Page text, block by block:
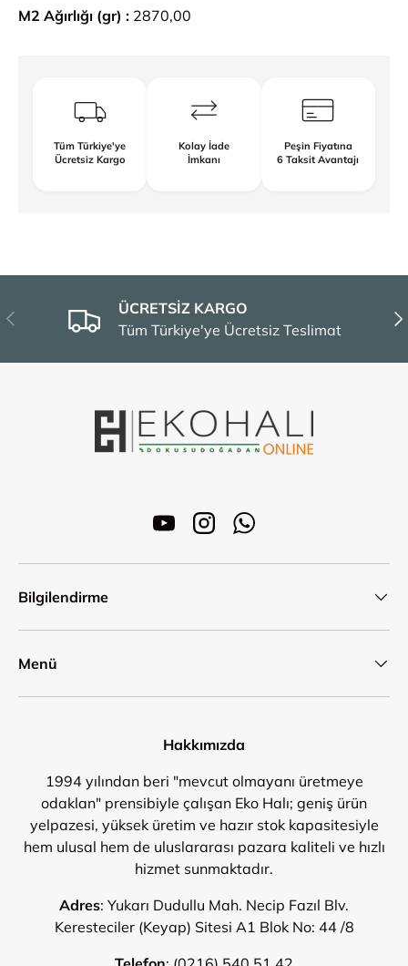
M2 Ağırlığı (gr) : 2870,00
Tüm Türkiye'ye
Ücretsiz Kargo
Kolay İade
İmkanı
Peşin Fiyatına
6 Taksit Avantajı
Önceki
ÜCRETSİZ KARGO
Tüm Türkiye'ye Ücretsiz Teslimat
YouTubeInstagramWhatsApp
Bilgilendirme
Menü
Hakkımızda
1994 yılından beri "mevcut olmayanı üretmeye
odaklan" prensibiyle çalışan Eko Halı; geniş ürün
yelpazesi, yüksek üretim ve hazır stok kapasitesiyle
hem ulusal hem de uluslararası pazara kaliteli ve hızlı
hizmet sunmaktadır.
Adres: Yukarı Dudullu Mah. Necip Fazıl Blv.
Keresteciler (Keyap) Sitesi A1 Blok No: 44 /8